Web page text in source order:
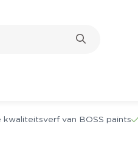
kwaliteitsverf van BOSS paints